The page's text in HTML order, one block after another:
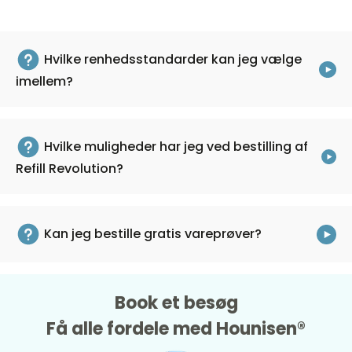
tillader brug af multikanalspipetter.
Hvilke renhedsstandarder kan jeg vælge
imellem?
Hvilke muligheder har jeg ved bestilling af
Refill Revolution?
Kan jeg bestille gratis vareprøver?
Book et besøg
Få alle fordele med Hounisen®